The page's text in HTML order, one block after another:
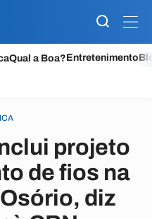
Qual a Boa?Entretenimento
projeto
de fios na
diz